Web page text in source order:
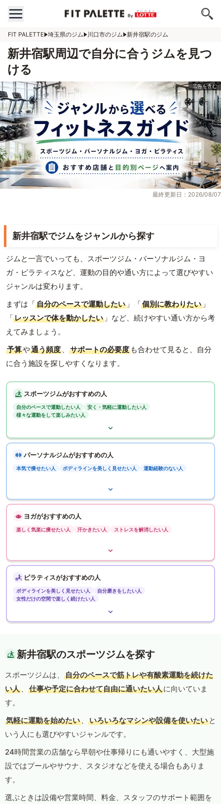
FIT PALETTE 埼玉県のジム 川口市のジム 新井宿駅のジム
新井宿駅周辺で自分に合うジムを見つ
ける
最終更新日：2026/08/07
新井宿駅でジムをジャンルから探す
ジムと一言でいっても、スポーツジム・パーソナルジム・ヨ
ガ・ピラティスなど、運動の目的や通い方によって選びやすい
ジャンルは変わります。
まずは「自分のペースで運動したい 」「個別に教わりたい 」
「レッスンで体を動かしたい 」など、続けやすい通い方から考
えてみましょう。
予算や通う頻度 、 サポートの必要度 も合わせて見ると、自分
に合う施設を探しやすくなります。
スポーツジムがおすすめの人
自分のペースで運動したい人
安く・気軽に運動したい人
様々な運動をして楽しみたい人
パーソナルジムがおすすめの人
本気で痩せたい人 ボディラインを美しく見せたい人 運動経験のない人
ヨガがおすすめの人
楽しく気楽に痩せたい人 汗かきたい人 ストレスを解消したい人
ピラティスがおすすめの人
ボディラインを美しく見せたい人
自分磨きをしたい人
女性だけの空間で楽しく続けたい人
新井宿駅のスポーツジムを探す
スポーツジムは、
自分のペースで筋トレや有酸素運動を続けた
い人 、 仕事や予定に合わせて自由に通いたい人に向いていま
す。
気軽に運動を始めたい 、 いろいろなマシンや設備を使いたい と
いう人にも選びやすいジャンルです。
24時間営業の店舗なら早朝や仕事帰りにも通いやすく、大型施
設ではプールやサウナ、スタジオなどを使える場合もありま
す。
選ぶときは設備や営業時間、料金、スタッフのサポート範囲を